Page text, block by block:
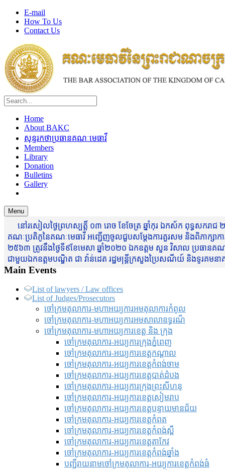
E-mail
How To Us
Contact Us
Home
About BAKC
សុន្ទរកថាប្រធានគណៈមេធាវី
Members
Library
Donation
Bulletins
Gallery
Menu
នៅរសៀលថ្ងៃព្រហស្បត្តិ៍ ០៣ រោច ខែចែត្រ ឆ្នាំកុរ ឯកស័ក ពុទ្ធសករាជ
គណៈប្រតិភូនៃគណៈមេធាវី អញ្ជើញចូលជួបសម្តែងការគួរសម និងពិភាក្សាកា
២៥៦៣ ត្រូវនឹងថ្ងៃទី៩ខែមេសា ឆ្នាំ២០២០ ឯកឧត្តម សួន វិសាល ប្រធានគណ
ជាមួយឯកឧត្តមបណ្ឌិត ជា វ៉ាន់ដេត រដ្ឋមន្រ្តីក្រសួងប្រៃសណីយ៍ និងទូរគ
Main Events
List of lawyers / Law offices
List of Judges/Prosecutors
ចៅក្រមតុលាការ-មហាអយ្យការអមតុលាការកំពូល
ចៅក្រមតុលាការ-មហាអយ្យការអមសាលាឧទ្ធរណ៏
ចៅក្រមតុលាការ-មហាអយ្យការខេត្ត និង ក្រុង
ចៅក្រមតុលាការ-អយ្យការក្រុងភ្នំពេញ
ចៅក្រមតុលាការ-អយ្យការខេត្តកណ្តាល
ចៅក្រមតុលាការ-អយ្យការខេត្តកំពង់ចាម
ចៅក្រមតុលាការ-អយ្យការខេត្តបាត់ដំបង
ចៅក្រមតុលាការ-អយ្យការ​ក្រុងព្រះសីហនុ
ចៅក្រមតុលាការ-អយ្យការខេត្តសៀមរាប
ចៅក្រមតុលាការ-អយ្យការខេត្តបន្ទាយមានជ័យ
ចៅក្រមតុលាការ-អយ្យការខេត្តកំពត
ចៅក្រមតុលាការ-អយ្យការខេត្តកំពង់ស្ពឺ
ចៅក្រមតុលាការ-អយ្យការខេត្តតាកែវ
ចៅក្រមតុលាការ-អយ្យការខេត្តកំពង់ឆ្នាំង
បញ្ជីរាយនាមចៅក្រមតុលាការ-អយ្យការខេត្តកំពង់ធំ